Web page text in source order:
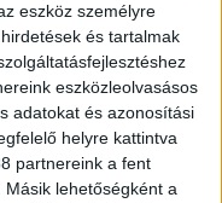
eszköz személyre
és tartalmak
eszközleolvasásos
adatokat és azonosítási
helyre kattintva
partnereink a fent
lehetőségként a